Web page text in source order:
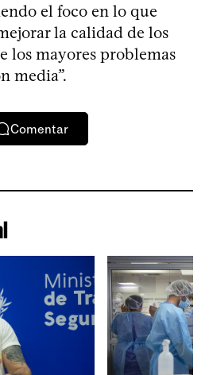
el foco en lo que
la calidad de los
los mayores problemas
media”.
Comentar